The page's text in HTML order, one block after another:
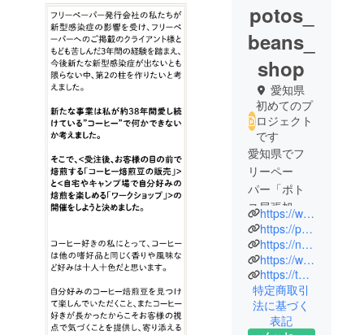
potos_
beans_
shop
愛知県
初めてのプ
ロジェクト
です
愛知県でフ
リーペー
パー「ポト
ス尾張旭・
瀬戸・守山
版」を発行
と、地域の
情報をお届
けしている
webサイト
https://www.instagram.com/potos_beans_shop/
https://potos-de.com/
https://navipo-de.com/
https://www.facebook.com/navipo7588/
https://twitter.com/navipo_osn
特定商取引
法に基づく
表記